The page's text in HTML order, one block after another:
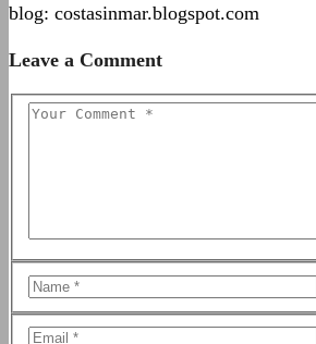
blog: costasinmar.blogspot.com
Leave a Comment